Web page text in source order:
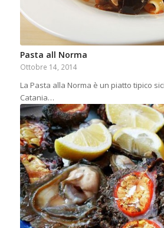
Pasta all Norma
Ottobre 14, 2014
La Pasta alla Norma è un piatto tipico
Catania…